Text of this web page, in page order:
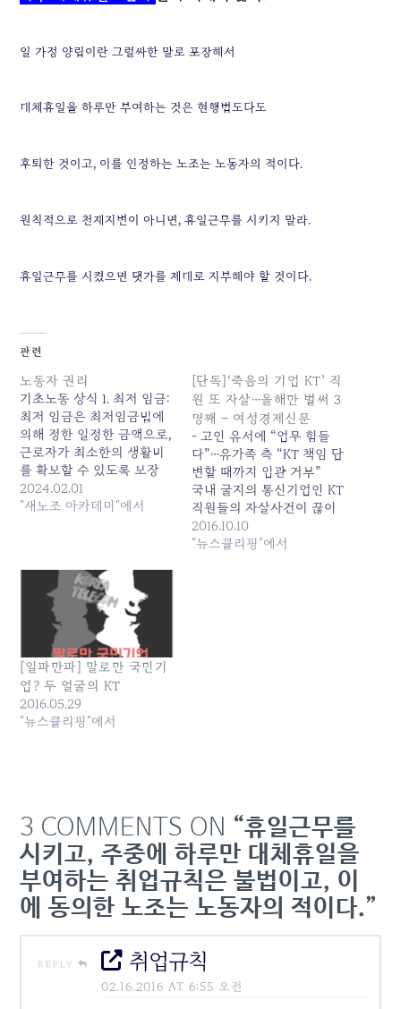
일 가정 양립이란 그럴싸한 말로 포장해서
대체휴일을 하루만 부여하는 것은 현행법도다도
후퇴한 것이고, 이를 인정하는 노조는 노동자의 적이다.
원칙적으로 천재지변이 아니면, 휴일근무를 시키지 말라.
휴일근무를 시켰으면 댓가를 제대로 지부해야 할 것이다.
관련
노동자 권리
기초노동 상식 1. 최저 임금:
최저 임금은 최저임금법에
의해 정한 일정한 금액으로,
근로자가 최소한의 생활비
를 확보할 수 있도록 보장
2023년도 적용 최저임금
을 시간급 9,620원 최저임
https://www.law.go.kr/LSW/lsInfoP.do?
2. 노동시간 및 휴일: 근로기
준법은 “1주간의 근로시간
은 40시간을 초과할 수 없
다”고 규정
https://www.moel.go.kr/local/seoulseobu/info/dataroom/
bbs_seq=67736 3. 퇴사 : 자
진 퇴사 강요나 권고사직 뒤
퇴직금 미지급은 모두 근로
기준법…
2024.02.01
"새노조 아카데미"에서
[단독]‘죽음의 기업 KT’ 직
원 또 자살…올해만 벌써 3
명째 – 여성경제신문
- 고인 유서에 “업무 힘들
다”…유가족 측 “KT 책임 답
변할 때까지 입관 거부”
국내 굴지의 통신기업인 KT
직원들의 자살사건이 끊이
지 않고 있다. 지난 8월 한
직원이 업무 스트레스로 번
2016.10.10
"뉴스클리핑"에서
[일파만파] 말로만 국민기
업? 두 얼굴의 KT
2016.05.29
"뉴스클리핑"에서
3 COMMENTS ON “휴일근무를
시키고, 주중에 하루만 대체휴일을
부여하는 취업규칙은 불법이고, 이
에 동의한 노조는 노동자의 적이다.”
REPLY 취업규칙
02.16.2016 AT 6:55 오전